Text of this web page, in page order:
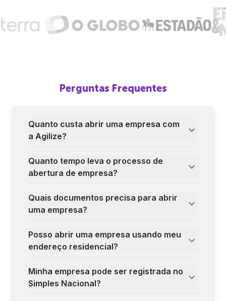
Perguntas Frequentes
Quanto custa abrir uma empresa com
a Agilize?
Quanto tempo leva o processo de
abertura de empresa?
Quais documentos precisa para abrir
uma empresa?
Posso abrir uma empresa usando meu
endereço residencial?
Minha empresa pode ser registrada no
Simples Nacional?